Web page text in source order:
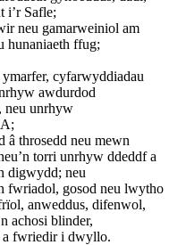
i’r Safle;
neu gamarweiniol am
hunaniaeth ffug;
cyfarwyddiadau
awdurdod
neu unrhyw
throsedd neu mewn
torri unrhyw ddeddf a
digwydd; neu
fwriadol, gosod neu lwytho
anweddus, difenwol,
achosi blinder,
a fwriedir i dwyllo.